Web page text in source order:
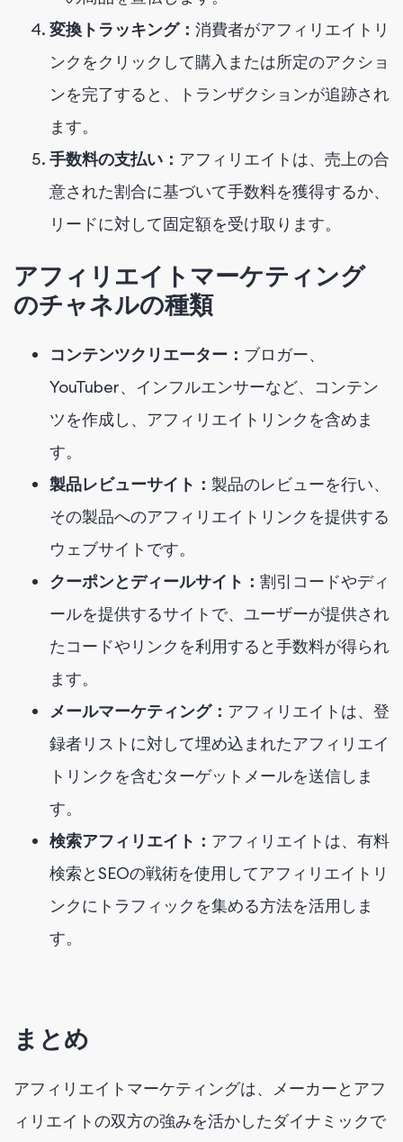
変換トラッキング： 消費者がアフィリエイトリ
ンクをクリックして購入または所定のアクショ
ンを完了すると、トランザクションが追跡され
ます。
手数料の支払い： アフィリエイトは、売上の合
意された割合に基づいて手数料を獲得するか、
リードに対して固定額を受け取ります。
アフィリエイトマーケティング
のチャネルの種類
コンテンツクリエーター： ブロガー、
YouTuber、インフルエンサーなど、コンテン
ツを作成し、アフィリエイトリンクを含めま
す。
製品レビューサイト： 製品のレビューを行い、
その製品へのアフィリエイトリンクを提供する
ウェブサイトです。
クーポンとディールサイト： 割引コードやディ
ールを提供するサイトで、ユーザーが提供され
たコードやリンクを利用すると手数料が得られ
ます。
メールマーケティング： アフィリエイトは、登
録者リストに対して埋め込まれたアフィリエイ
トリンクを含むターゲットメールを送信しま
す。
検索アフィリエイト： アフィリエイトは、有料
検索とSEOの戦術を使用してアフィリエイトリ
ンクにトラフィックを集める方法を活用しま
す。
まとめ
アフィリエイトマーケティングは、メーカーとアフ
ィリエイトの双方の強みを活かしたダイナミックで